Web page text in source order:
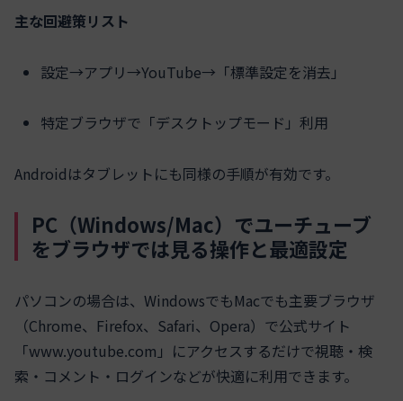
主な回避策リスト
設定→アプリ→YouTube→「標準設定を消去」
特定ブラウザで「デスクトップモード」利用
Androidはタブレットにも同様の手順が有効です。
PC（Windows/Mac）でユーチューブ
をブラウザでは見る操作と最適設定
パソコンの場合は、WindowsでもMacでも主要ブラウザ
（Chrome、Firefox、Safari、Opera）で公式サイト
「www.youtube.com」にアクセスするだけで視聴・検
索・コメント・ログインなどが快適に利用できます。